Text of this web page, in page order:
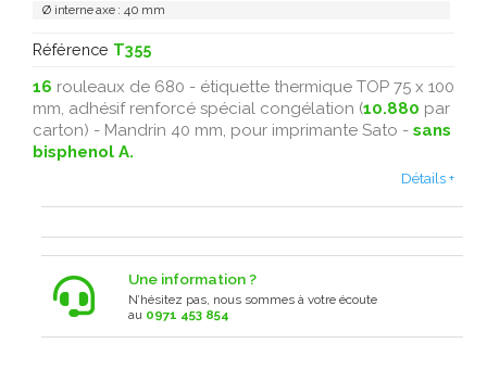
Ø interne axe : 40 mm
Référence T355
16 rouleaux de 680 - étiquette thermique TOP 75 x 100
mm, adhésif renforcé spécial congélation (10.880 par
carton) - Mandrin 40 mm, pour imprimante Sato - sans
bisphenol A.
Détails +
Une information ?
N’hésitez pas, nous sommes à votre écoute
au 0971 453 854